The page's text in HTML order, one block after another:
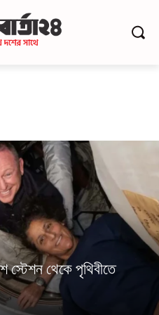
স্টেশন থেকে পৃথিবীতে